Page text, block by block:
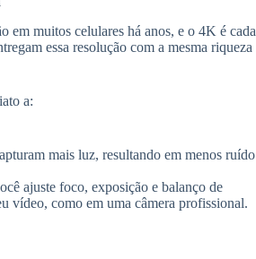
em muitos celulares há anos, e o 4K é cada
essa resolução com a mesma riqueza
a:
mais luz, resultando em menos ruído
ajuste foco, exposição e balanço de
vídeo, como em uma câmera profissional.